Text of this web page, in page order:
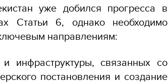
уже добился прогресса в
Статьи 6, однако необходимо
направлениям:
и инфраструктуры, связанных со
постановления и создание